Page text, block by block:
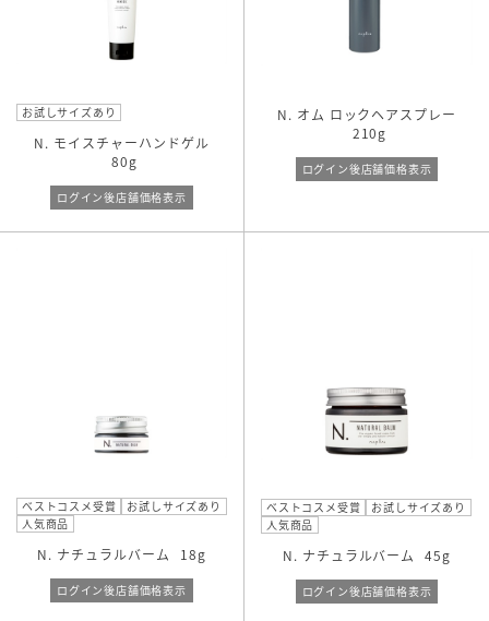
お試しサイズあり
N. モイスチャーハンドゲル
80g
ログイン後店舗価格表示
N. オム ロックヘアスプレー
210g
ログイン後店舗価格表示
ベストコスメ受賞
お試しサイズあり
人気商品
N. ナチュラルバーム 18g
ログイン後店舗価格表示
ベストコスメ受賞
お試しサイズあり
人気商品
N. ナチュラルバーム 45g
ログイン後店舗価格表示